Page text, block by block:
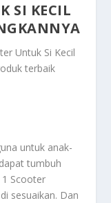
SI KECIL
Untuk Si Kecil
terbaik
untuk anak-
tumbuh
Scooter
sesuaikan. Dan